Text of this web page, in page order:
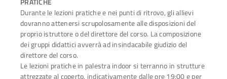
Durante le lezioni pratiche e nei punti di ritrovo, gli allievi
dovranno attenersi scrupolosamente alle disposizioni del
proprio istruttore o del direttore del corso. La composizione
dei gruppi didattici avverrà ad insindacabile giudizio del
direttore del corso.
Le lezioni pratiche in palestra indoor si terranno in strutture
attrezzate al coperto, indicativamente dalle ore 19:00 e per